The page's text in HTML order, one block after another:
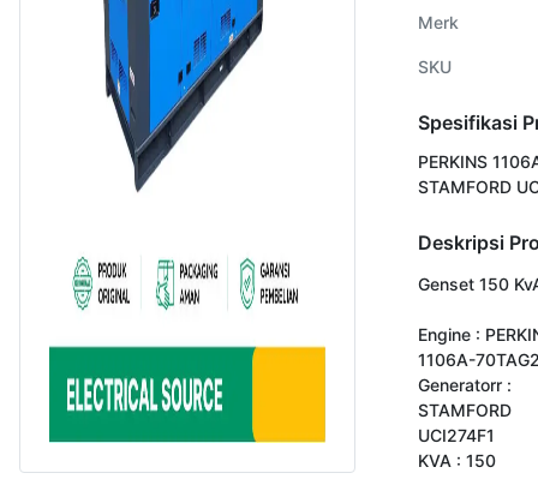
Merk
SKU
Spesifikasi
PERKINS
STAMFORD
Deskripsi
Genset 150
Engine :
1106A-
Generatorr :
STAMFORD
UCI274F1
KVA : 150